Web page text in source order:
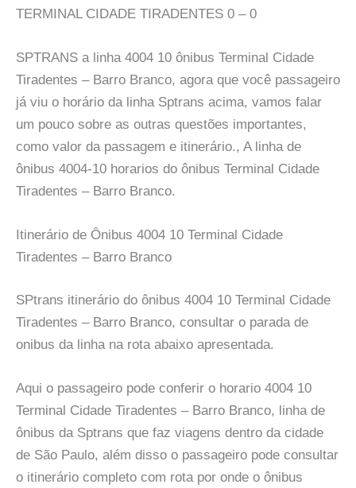
TERMINAL CIDADE TIRADENTES 0 – 0
SPTRANS a linha 4004 10 ônibus Terminal Cidade
Tiradentes – Barro Branco, agora que você passageiro
já viu o horário da linha Sptrans acima, vamos falar
um pouco sobre as outras questões importantes,
como valor da passagem e itinerário., A linha de
ônibus 4004-10 horarios do ônibus Terminal Cidade
Tiradentes – Barro Branco.
Itinerário de Ônibus 4004 10 Terminal Cidade
Tiradentes – Barro Branco
SPtrans itinerário do ônibus 4004 10 Terminal Cidade
Tiradentes – Barro Branco, consultar o parada de
onibus da linha na rota abaixo apresentada.
Aqui o passageiro pode conferir o horario 4004 10
Terminal Cidade Tiradentes – Barro Branco, linha de
ônibus da Sptrans que faz viagens dentro da cidade
de São Paulo, além disso o passageiro pode consultar
o itinerário completo com rota por onde o ônibus